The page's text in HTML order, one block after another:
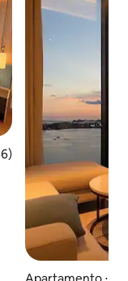
avaliação média de